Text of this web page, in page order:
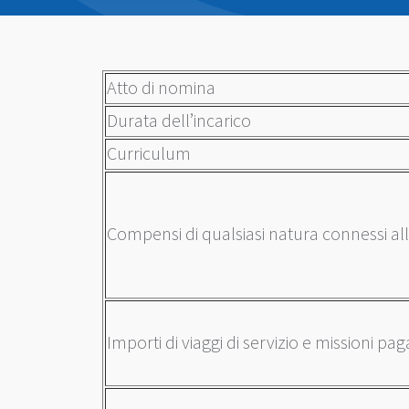
Atto di nomina
Durata dell’incarico
Curriculum
Compensi di qualsiasi natura connessi
Importi di viaggi di servizio e missioni